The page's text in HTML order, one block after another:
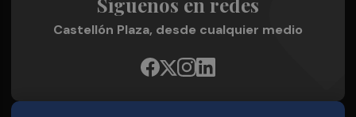
Castellón Plaza, desde cualquier medio